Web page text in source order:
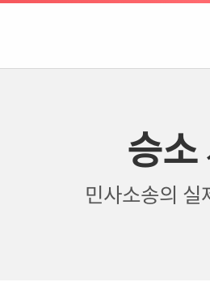
승소
민사소송의 실